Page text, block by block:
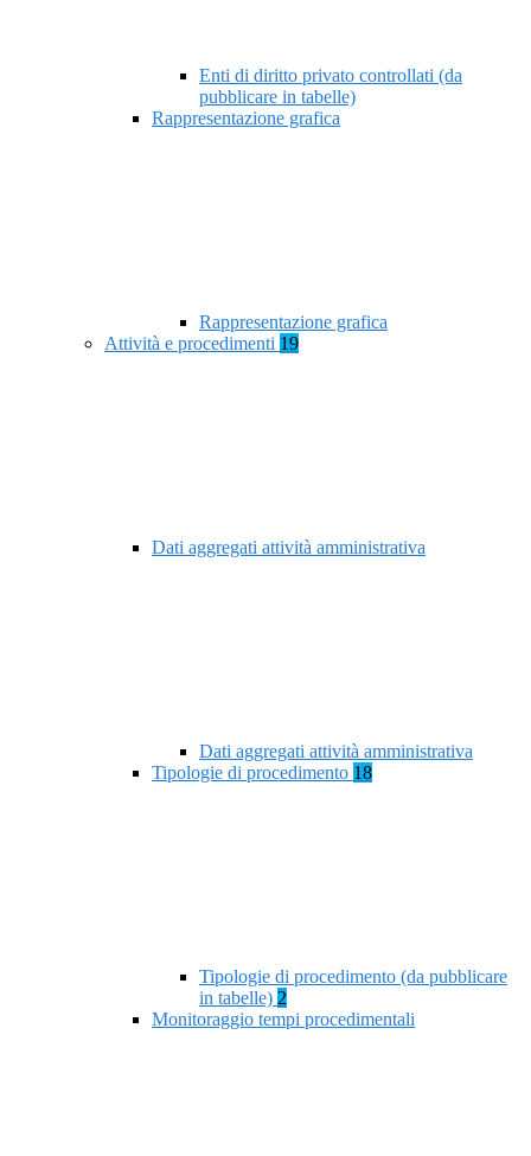
Enti di diritto privato controllati (da
pubblicare in tabelle)
Rappresentazione grafica
Rappresentazione grafica
Attività e procedimenti 19
Dati aggregati attività amministrativa
Dati aggregati attività amministrativa
Tipologie di procedimento 18
Tipologie di procedimento (da pubblicare
in tabelle) 2
Monitoraggio tempi procedimentali